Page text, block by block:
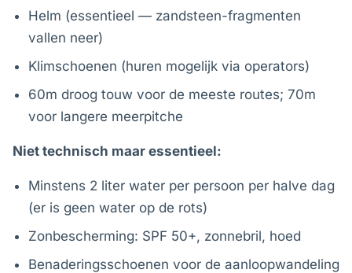
Helm (essentieel — zandsteen-fragmenten
vallen neer)
Klimschoenen (huren mogelijk via operators)
60m droog touw voor de meeste routes; 70m
voor langere meerpitche
Niet technisch maar essentieel:
Minstens 2 liter water per persoon per halve dag
(er is geen water op de rots)
Zonbescherming: SPF 50+, zonnebril, hoed
Benaderingsschoenen voor de aanloopwandeling